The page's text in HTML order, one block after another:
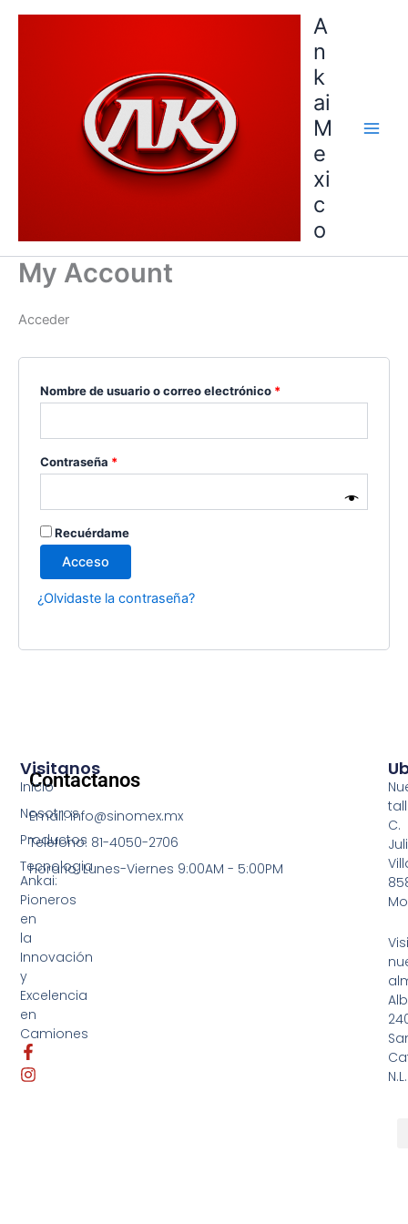
A
n
k
ai
M
e
xi
c
o
My Account
Acceder
Nombre de usuario o correo electrónico *
Contraseña *
Recuérdame
Acceso
¿Olvidaste la contraseña?
Ankai:
Pioneros
en
la
Innovación
y
Excelencia
en
Camiones
F
a
c
I
n
s
Contactanos
Email: info@sinomex.mx
Telefono: 81-4050-2706
Horario: Lunes-Viernes 9:00AM - 5:00PM
Visitanos
Inicio
Nosotros
Productos
Tecnologia
C.
N.L.